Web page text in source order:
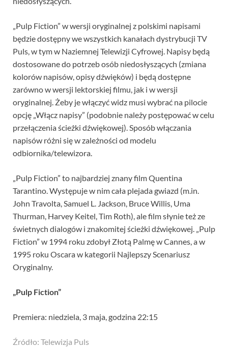
„Pulp Fiction” w wersji oryginalnej z polskimi napisami
będzie dostępny we wszystkich kanałach dystrybucji TV
Puls, w tym w Naziemnej Telewizji Cyfrowej. Napisy będą
dostosowane do potrzeb osób niedosłyszących (zmiana
kolorów napisów, opisy dźwięków) i będą dostępne
zarówno w wersji lektorskiej filmu, jak i w wersji
oryginalnej. Żeby je włączyć widz musi wybrać na pilocie
opcję „Włącz napisy” (podobnie należy postępować w celu
przełączenia ścieżki dźwiękowej). Sposób włączania
napisów różni się w zależności od modelu
odbiornika/telewizora.
„Pulp Fiction” to najbardziej znany film Quentina
Tarantino. Występuje w nim cała plejada gwiazd (m.in.
John Travolta, Samuel L. Jackson, Bruce Willis, Uma
Thurman, Harvey Keitel, Tim Roth), ale film słynie też ze
świetnych dialogów i znakomitej ścieżki dźwiękowej. „Pulp
Fiction” w 1994 roku zdobył Złotą Palmę w Cannes, a w
1995 roku Oscara w kategorii Najlepszy Scenariusz
Oryginalny.
„Pulp Fiction”
Premiera: niedziela, 3 maja, godzina 22:15
Źródło: Telewizja Puls